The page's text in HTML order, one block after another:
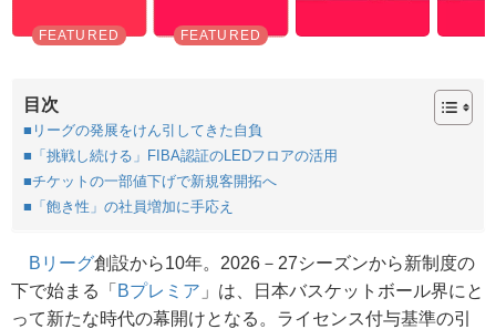
目次
■リーグの発展をけん引してきた自負
■「挑戦し続ける」FIBA認証のLEDフロアの活用
■チケットの一部値下げで新規客開拓へ
■「飽き性」の社員増加に手応え
Bリーグ創設から10年。2026－27シーズンから新制度の
下で始まる「 Bプレミア 」は、日本バスケットボール界にと
って新たな時代の幕開けとなる。ライセンス付与基準の引